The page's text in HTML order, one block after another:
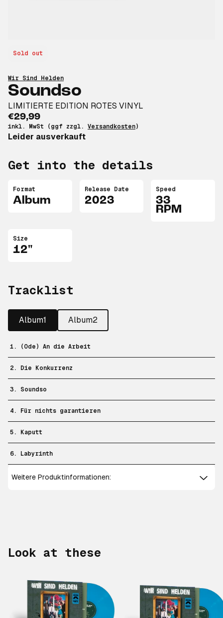
Wir Sind Helden
Soundso
LIMITIERTE EDITION ROTES VINYL
€29,99
inkl. MwSt (ggf zzgl. Versandkosten)
Leider ausverkauft
Get into the details
Format
Album
Release Date
2023
Speed
33
RPM
Size
12"
Tracklist
Album1 Album2
1. (Ode) An die Arbeit
2. Die Konkurrenz
3. Soundso
4. Für nichts garantieren
5. Kaputt
6. Labyrinth
Sold out
Weitere Produktinformationen:
Look at these